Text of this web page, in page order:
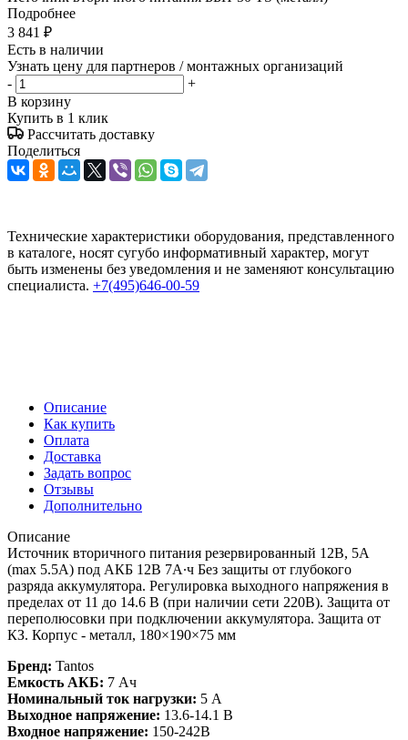
Подробнее
3 841 ₽
Есть в наличии
Узнать цену для партнеров / монтажных организаций
-
+
В корзину
Купить в 1 клик
Рассчитать доставку
Поделиться
Технические характеристики оборудования, представленного
в каталоге, носят сугубо информативный характер, могут
быть изменены без уведомления и не заменяют консультацию
специалиста. +7(495)646-00-59
Описание
Как купить
Оплата
Доставка
Задать вопрос
Отзывы
Дополнительно
Описание
Источник вторичного питания резервированный 12В, 5А
(max 5.5A) под АКБ 12В 7А∙ч Без защиты от глубокого
разряда аккумулятора. Регулировка выходного напряжения в
пределах от 11 до 14.6 В (при наличии сети 220В). Защита от
переполюсовки при подключении аккумулятора. Защита от
КЗ. Корпус - металл, 180×190×75 мм
Бренд: Tantos
Емкость АКБ: 7 Ач
Номинальный ток нагрузки: 5 A
Выходное напряжение: 13.6-14.1 В
Входное напряжение: 150-242В